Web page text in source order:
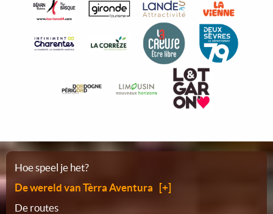
Plattegrond
Hoe speel je het?
De wereld van Tèrra Aventura
De routes